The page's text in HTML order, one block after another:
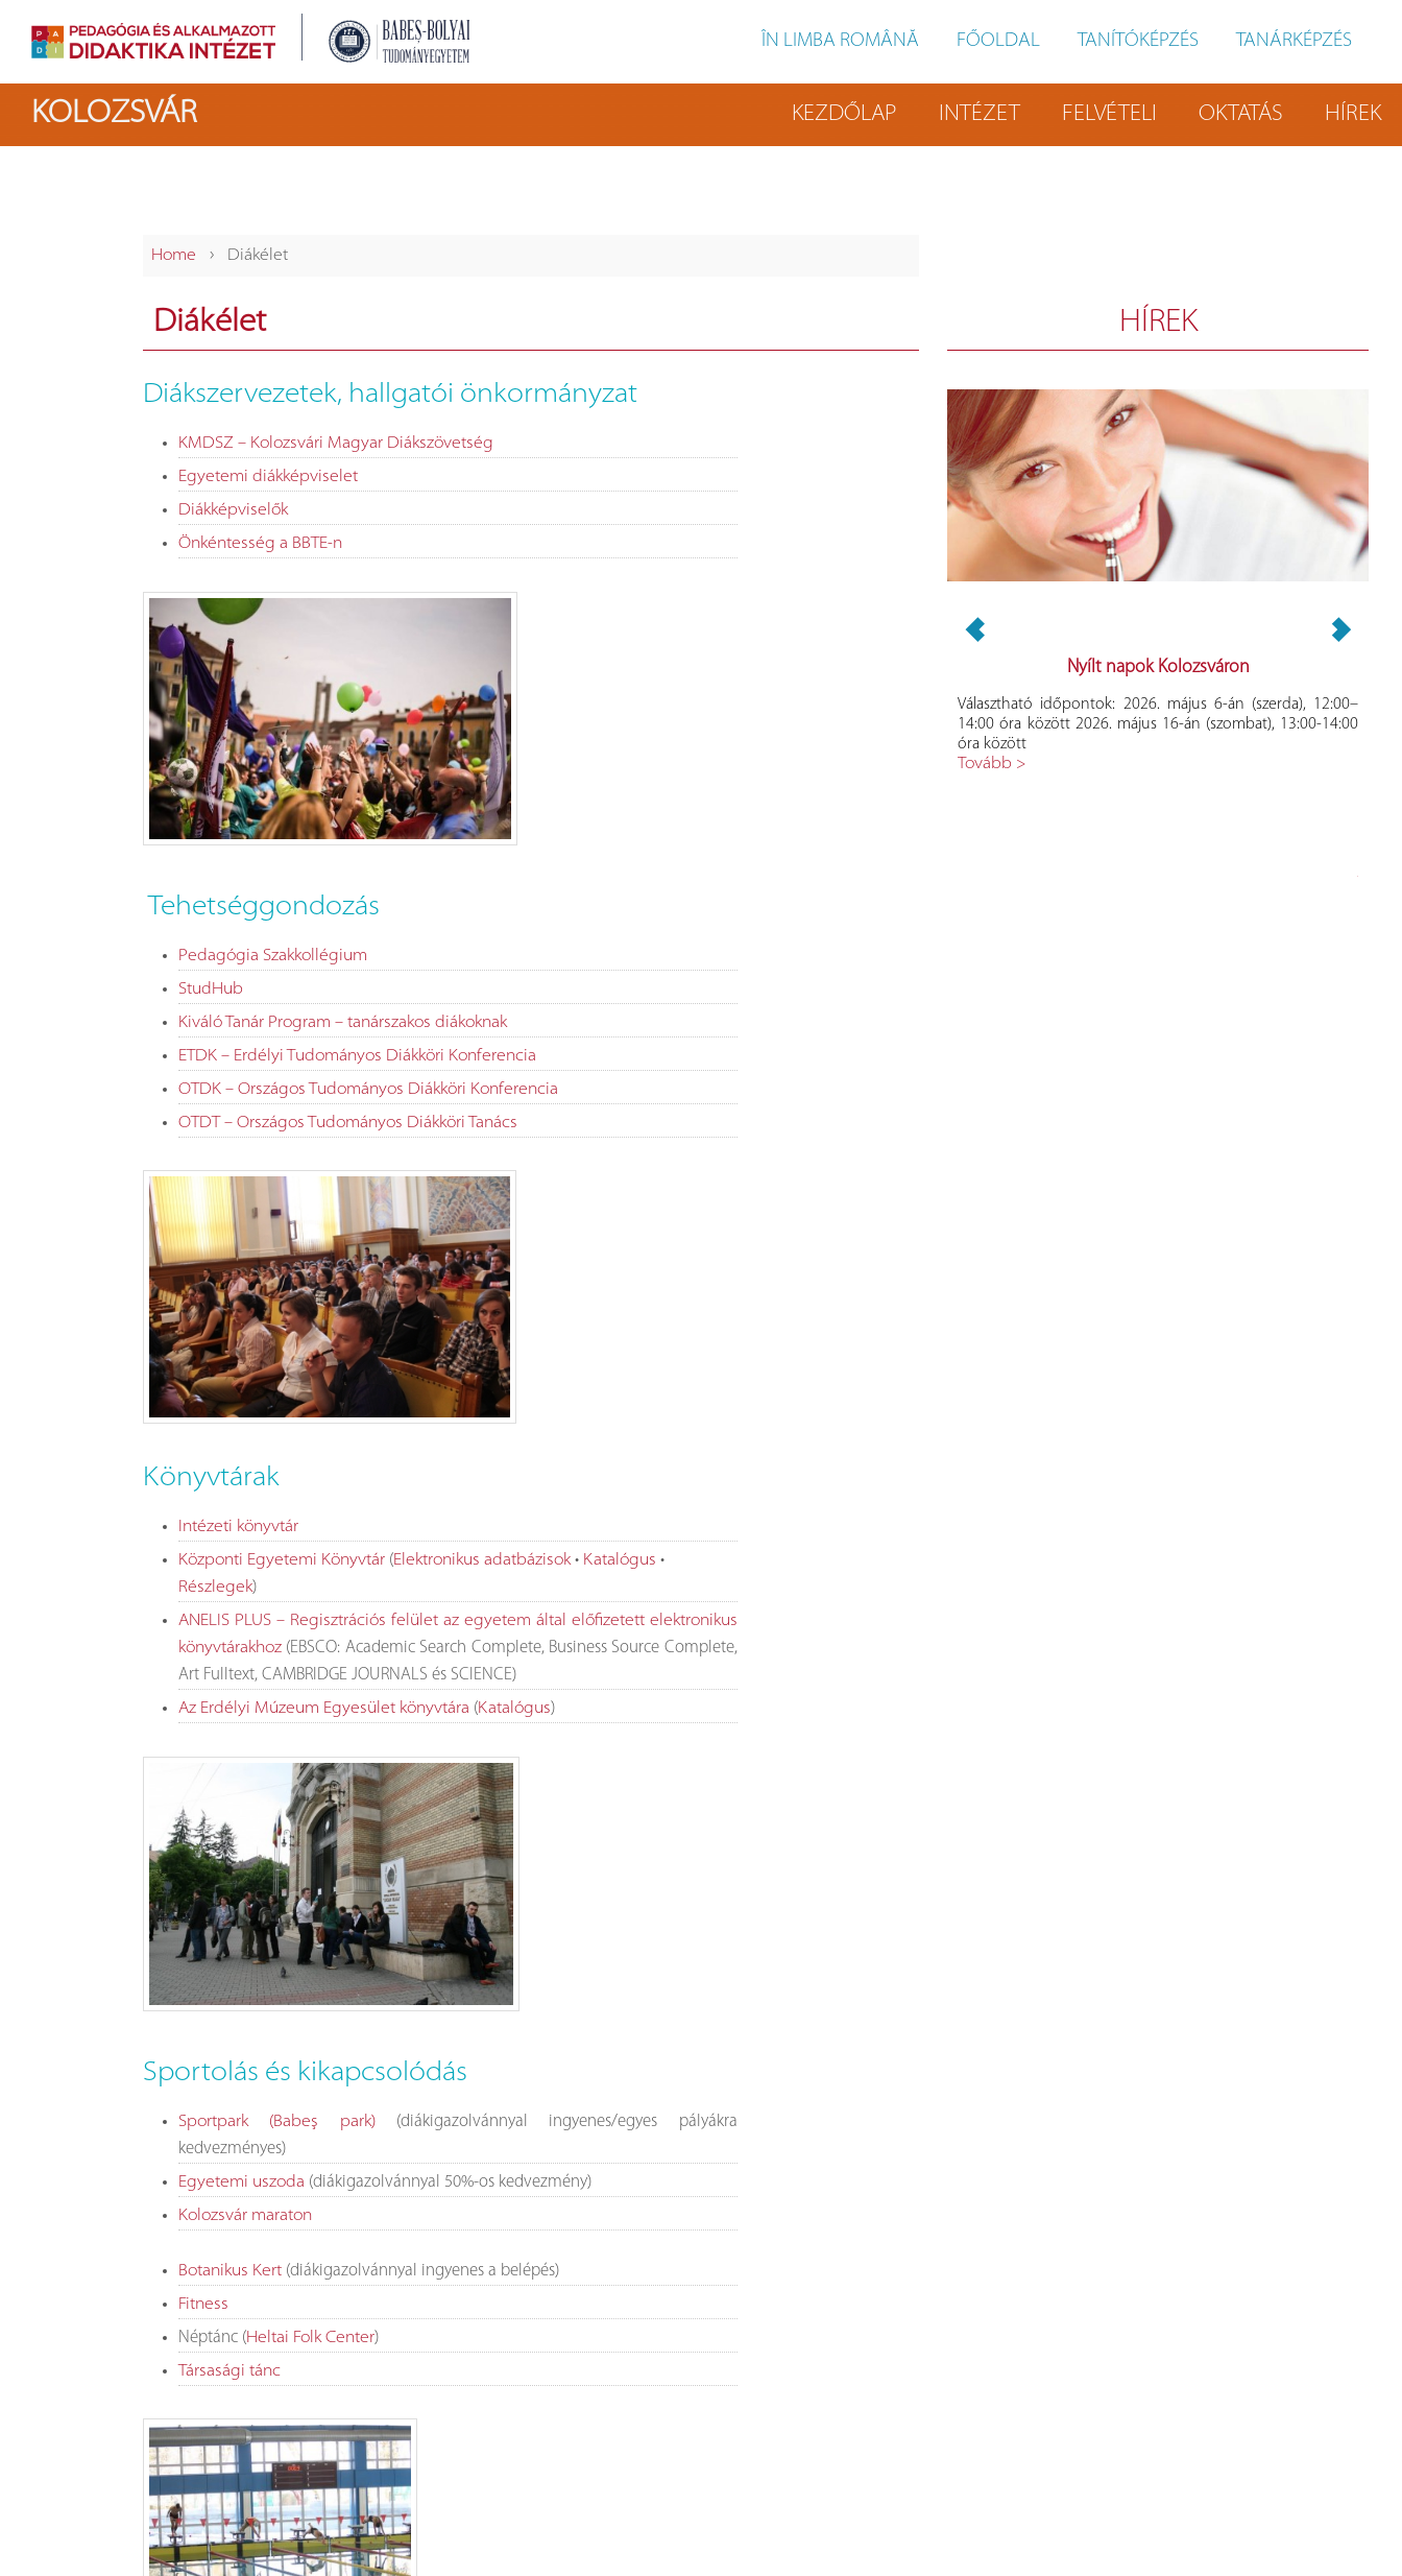
ÎN LIMBA ROMÂNĂ FŐOLDAL TANÍTÓKÉPZÉS TANÁRKÉPZÉS
KOLOZSVÁR KEZDŐLAP INTÉZET FELVÉTELI OKTATÁS HÍREK
Home › Diákélet
Diákélet
Diákszervezetek, hallgatói önkormányzat
KMDSZ – Kolozsvári Magyar Diákszövetség
Egyetemi diákképviselet
Diákképviselők
Önkéntesség a BBTE-n
Tehetséggondozás
Pedagógia Szakkollégium
StudHub
Kiváló Tanár Program – tanárszakos diákoknak
ETDK – Erdélyi Tudományos Diákköri Konferencia
OTDK – Országos Tudományos Diákköri Konferencia
OTDT – Országos Tudományos Diákköri Tanács
Könyvtárak
Intézeti könyvtár
Központi Egyetemi Könyvtár (Elektronikus adatbázisok• Katalógus •
Részlegek)
ANELIS PLUS – Regisztrációs felület az egyetem által előfizetett elektronikus
könyvtárakhoz (EBSCO: Academic Search Complete, Business Source Complete,
Art Fulltext, CAMBRIDGE JOURNALS és SCIENCE)
Az Erdélyi Múzeum Egyesület könyvtára (Katalógus)
Sportolás és kikapcsolódás
Sportpark (Babeş park)(diákigazolvánnyal ingyenes/egyes pályákra
kedvezményes)
Egyetemi uszoda (diákigazolvánnyal 50%-os kedvezmény)
Kolozsvár maraton
Botanikus Kert (diákigazolvánnyal ingyenes a belépés)
Fitness
Néptánc (Heltai Folk Center)
Társasági tánc
HÍREK
Alkalmazott Didaktika Intézet tisztelettel meghívja Önt,
kutatások, a módszertani innovációk és a mindennapi
célja, hogy inspiráló platformot és szakmai párbeszédet
kutatási eredményeket bemutató előadásokat, valamint a
ismertetését. Tervezett tematikus szekciók Innovatív
Választható időpontok: 2026. május 6-án (szerda), 12:00–
14:00 óra között 2026. május 16-án (szombat), 13:00-14:00
óra között
Tovább >
Nyílt napok Kolozsváron